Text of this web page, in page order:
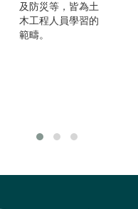
及防災等，皆為土
木工程人員學習的
範疇。